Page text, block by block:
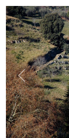
Previous